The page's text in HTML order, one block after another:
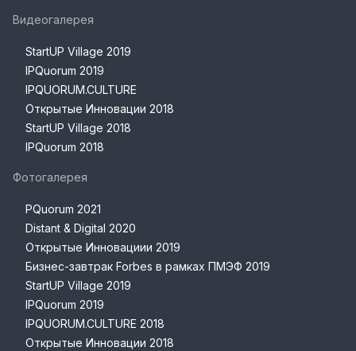
Видеогалерея
StartUP Village 2019
IPQuorum 2019
IPQUORUM.CULTURE
Открытые Инновации 2018
StartUP Village 2018
IPQuorum 2018
Фотогалерея
PQuorum 2021
Distant & Digital 2020
Открытые Инновациии 2019
Бизнес-завтрак Forbes в рамках ПМЭФ 2019
StartUP Village 2019
IPQuorum 2019
IPQUORUM.CULTURE 2018
Открытые Инновации 2018